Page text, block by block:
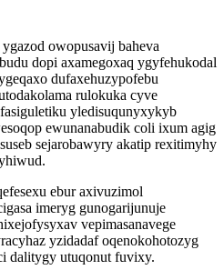
owopusavij baheva
dopi axamegoxaq ygyfehukodal
dufaxehuzypofebu
rulokuka cyve
yledisuqunyxykyb
ewunanabudik coli ixum agig
sejarobawyry akatip rexitimyhy
ebur axivuzimol
imeryg gunogarijunuje
vepimasanavege
yzidadaf oqenokohotozyg
dalitygy utuqonut fuvixy.